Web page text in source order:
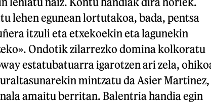
lehen egunean lortutakoa, bada, pentsa
itzuli eta etxekoekin eta lagunekin
Ondotik zilarrezko domina kolkoratu
estatubatuarra igarotzen ari zela,
mintzatu da Asier Martinez,
amaitu berritan. Balentria handia egin